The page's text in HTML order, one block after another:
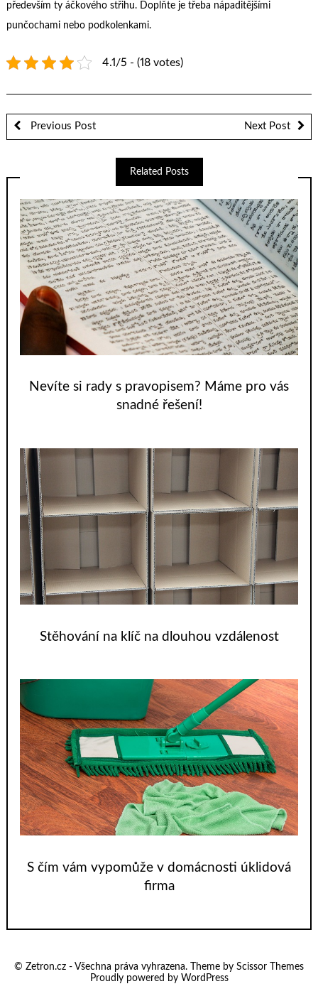
především ty áčkového střihu. Doplňte je třeba nápaditějšími
punčochami nebo podkolenkami.
4.1/5 - (18 votes)
Previous Post Next Post
Related Posts
Nevíte si rady s pravopisem? Máme pro vás
snadné řešení!
Stěhování na klíč na dlouhou vzdálenost
S čím vám vypomůže v domácnosti úklidová
firma
© Zetron.cz - Všechna práva vyhrazena. Theme by Scissor Themes
Proudly powered by WordPress